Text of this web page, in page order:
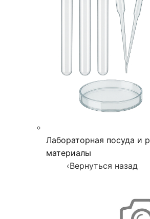
Лабораторная посуда и
материалы
‹Вернуться назад